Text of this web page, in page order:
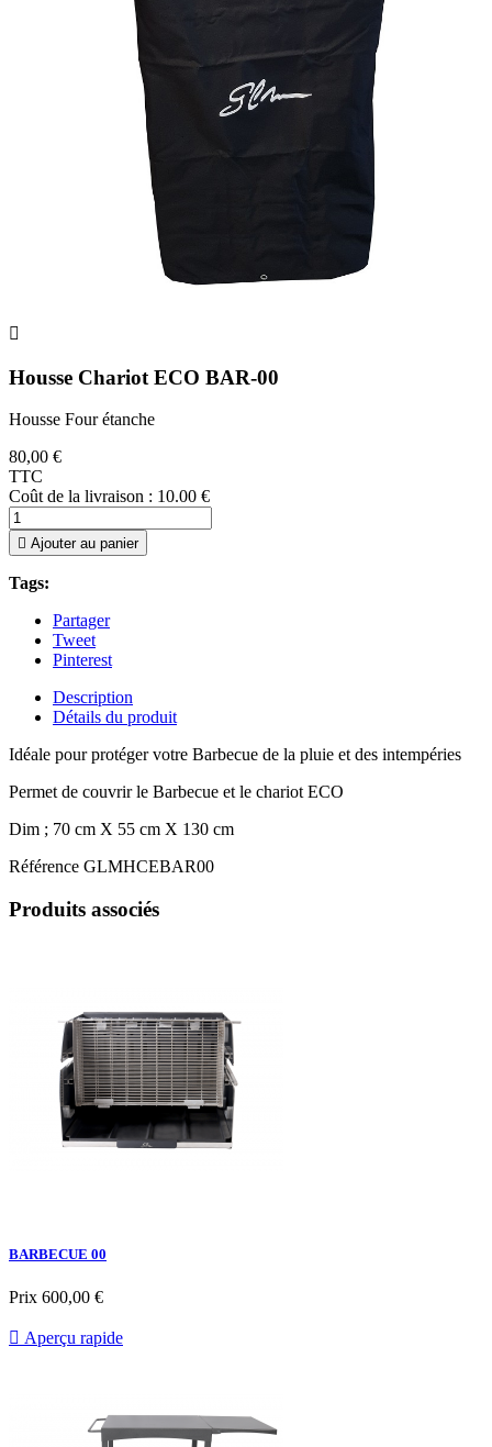

Housse Chariot ECO BAR-00
Housse Four étanche
80,00 €
TTC
Coût de la livraison : 10.00 €
 Ajouter au panier
Tags:
Partager
Tweet
Pinterest
Description
Détails du produit
Idéale pour protéger votre Barbecue de la pluie et des intempéries
Permet de couvrir le Barbecue et le chariot ECO
Dim ; 70 cm X 55 cm X 130 cm
Référence GLMHCEBAR00
Produits associés
BARBECUE 00
Prix 600,00 €
 Aperçu rapide